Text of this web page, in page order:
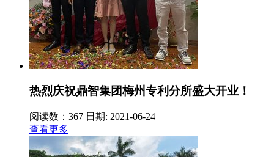
热烈庆祝鼎智集团梅州专利分所盛大开业！
阅读数：367 日期: 2021-06-24
查看更多